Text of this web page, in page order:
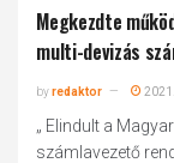
Megkezdte
multi-devizás
byredaktor
„ Elindult a
számlavezető